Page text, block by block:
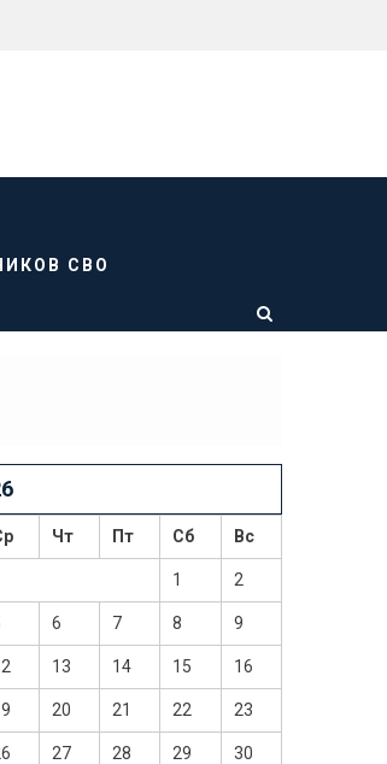
СВО
Чт Пт Сб Вс
1 2
6 7 8 9
13 14 15 16
20 21 22 23
27 28 29 30